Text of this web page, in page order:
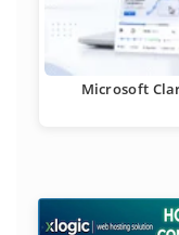
Microsoft